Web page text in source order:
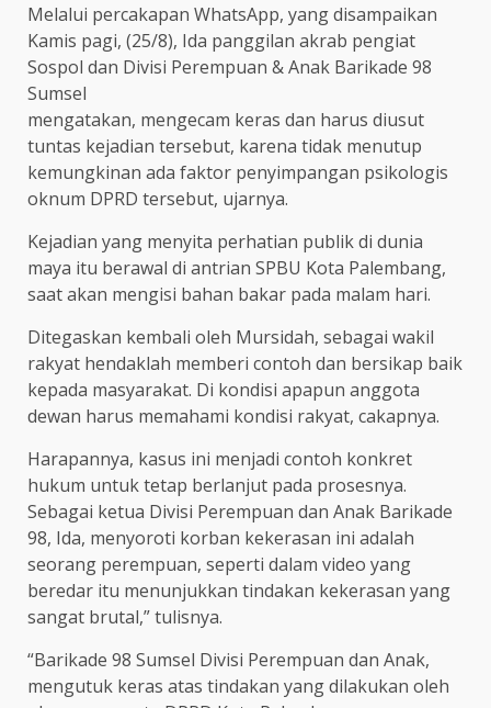
Melalui percakapan WhatsApp, yang disampaikan
Kamis pagi, (25/8), Ida panggilan akrab pengiat
Sospol dan Divisi Perempuan & Anak Barikade 98
Sumsel
mengatakan, mengecam keras dan harus diusut
tuntas kejadian tersebut, karena tidak menutup
kemungkinan ada faktor penyimpangan psikologis
oknum DPRD tersebut, ujarnya.
Kejadian yang menyita perhatian publik di dunia
maya itu berawal di antrian SPBU Kota Palembang,
saat akan mengisi bahan bakar pada malam hari.
Ditegaskan kembali oleh Mursidah, sebagai wakil
rakyat hendaklah memberi contoh dan bersikap baik
kepada masyarakat. Di kondisi apapun anggota
dewan harus memahami kondisi rakyat, cakapnya.
Harapannya, kasus ini menjadi contoh konkret
hukum untuk tetap berlanjut pada prosesnya.
Sebagai ketua Divisi Perempuan dan Anak Barikade
98, Ida, menyoroti korban kekerasan ini adalah
seorang perempuan, seperti dalam video yang
beredar itu menunjukkan tindakan kekerasan yang
sangat brutal,” tulisnya.
“Barikade 98 Sumsel Divisi Perempuan dan Anak,
mengutuk keras atas tindakan yang dilakukan oleh